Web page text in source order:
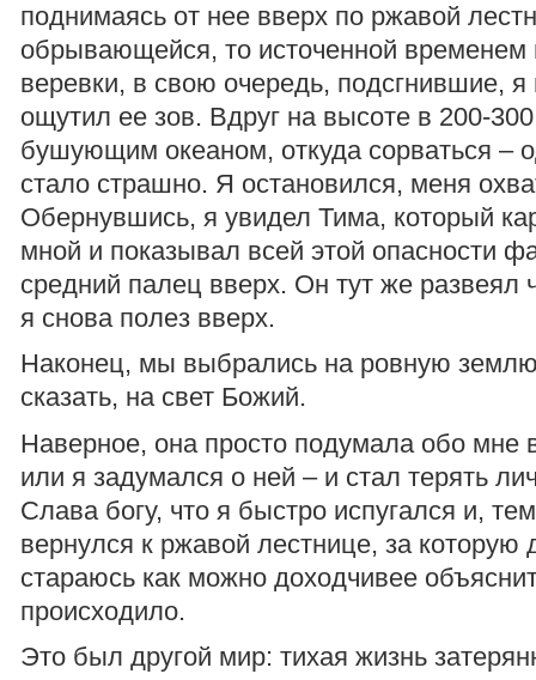
поднимаясь от нее вверх по ржавой
обрывающейся, то источенной временем
веревки, в свою очередь, подсгнившие, я
ощутил ее зов. Вдруг на высоте в 200-
бушующим океаном, откуда сорваться –
стало страшно. Я остановился, меня
Обернувшись, я увидел Тима, который
мной и показывал всей этой опасности
средний палец вверх. Он тут же развеял
я снова полез вверх.
Наконец, мы выбрались на ровную
сказать, на свет Божий.
Наверное, она просто подумала обо мне
или я задумался о ней – и стал терять
Слава богу, что я быстро испугался и,
вернулся к ржавой лестнице, за
стараюсь как можно доходчивее
происходило.
Это был другой мир: тихая жизнь